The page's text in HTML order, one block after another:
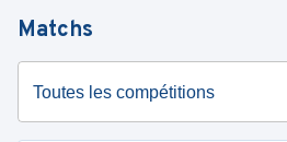
Matchs
Toutes les compétitions